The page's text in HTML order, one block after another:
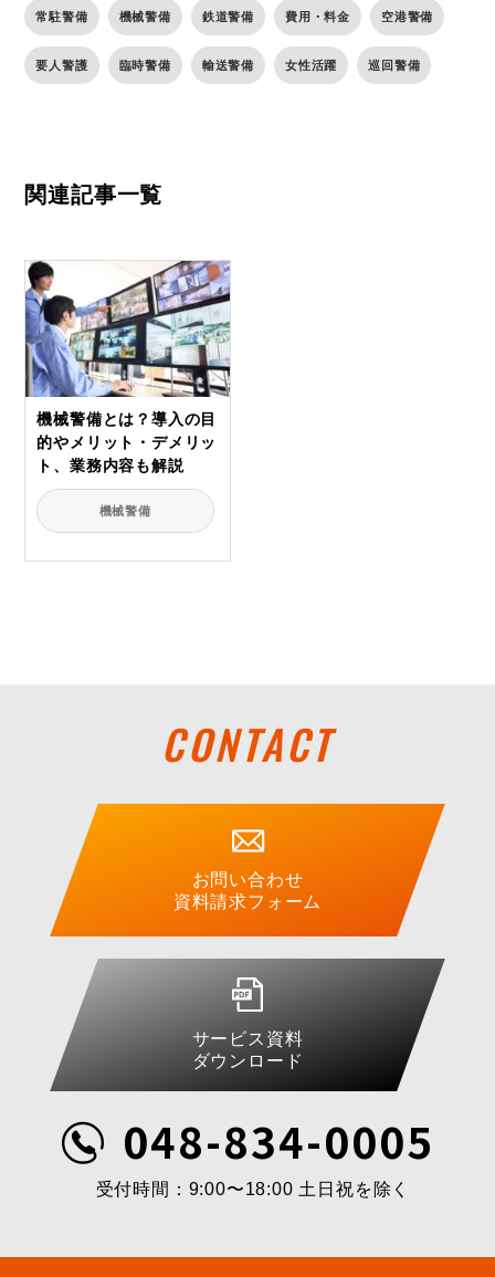
常駐警備 機械警備 鉄道警備 費用・料金 空港警備
要人警護 臨時警備 輸送警備 女性活躍 巡回警備
関連記事一覧
機械警備とは？導入の目
的やメリット・デメリッ
ト、業務内容も解説
機械警備
CONTACT
お問い合わせ
資料請求フォーム
サービス資料
ダウンロード
048-834-0005
受付時間：9:00〜18:00 土日祝を除く